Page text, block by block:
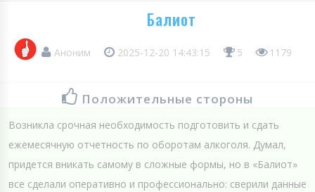
Балиот
Аноним 2025-12-20 14:43:15 5 1179
Положительные стороны
Возникла срочная необходимость подготовить и сдать
ежемесячную отчетность по оборотам алкоголя. Думал,
придется вникать самому в сложные формы, но в «Балиот»
все сделали оперативно и профессионально: сверили данные